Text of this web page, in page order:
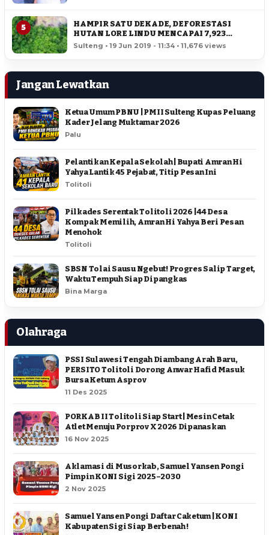
5
HAMPIR SATU DEKADE, DEFORESTASI
HUTAN LORE LINDU MENCAPAI 7,923
HEKTAR
Sulteng • 19 Jun 2019 - 11:34 • 11,676 views
Jangan Lewatkan
Ketua Umum PBNU | PMII Sulteng Kupas Peluang
Kader Jelang Muktamar 2026
Palu
Pelantikan Kepala Sekolah | Bupati Amran Hi
Yahya Lantik 45 Pejabat, Titip Pesan Ini
Tolitoli
Pilkades Serentak Tolitoli 2026 | 44 Desa
Kompak Memilih, Amran Hi Yahya Beri Pesan
Menohok
Tolitoli
SBSN Tolai Sausu Ngebut! Progres Salip Target,
Waktu Tempuh Siap Dipangkas
Bina Marga
Olahraga
PSSI Sulawesi Tengah Diambang Arah Baru,
PERSITO Tolitoli Dorong Anwar Hafid Masuk
Bursa Ketum Asprov
11 Des 2025
PORKAB II Tolitoli Siap Start | Mesin Cetak
Atlet Menuju Porprov X 2026 Dipanaskan
16 Nov 2025
Aklamasi di Musorkab, Samuel Yansen Pongi
Pimpin KONI Sigi 2025–2030
2 Nov 2025
Samuel Yansen Pongi Daftar Caketum | KONI
Kabupaten Sigi Siap Berbenah !